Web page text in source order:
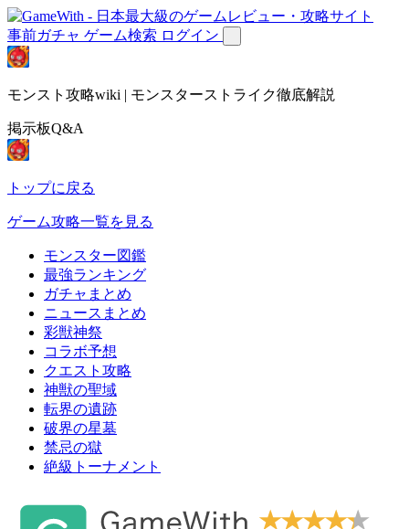
事前ガチャ ゲーム検索 ログイン
モンスト攻略wiki | モンスターストライク徹底解説
掲示板Q&A
トップに戻る
ゲーム攻略一覧を見る
モンスター図鑑
最強ランキング
ガチャまとめ
ニュースまとめ
彩獣神祭
コラボ予想
クエスト攻略
神獣の聖域
転界の遺跡
破界の星墓
禁忌の獄
絶級トーナメント